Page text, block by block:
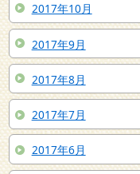
2017年10月
2017年9月
2017年8月
2017年7月
2017年6月